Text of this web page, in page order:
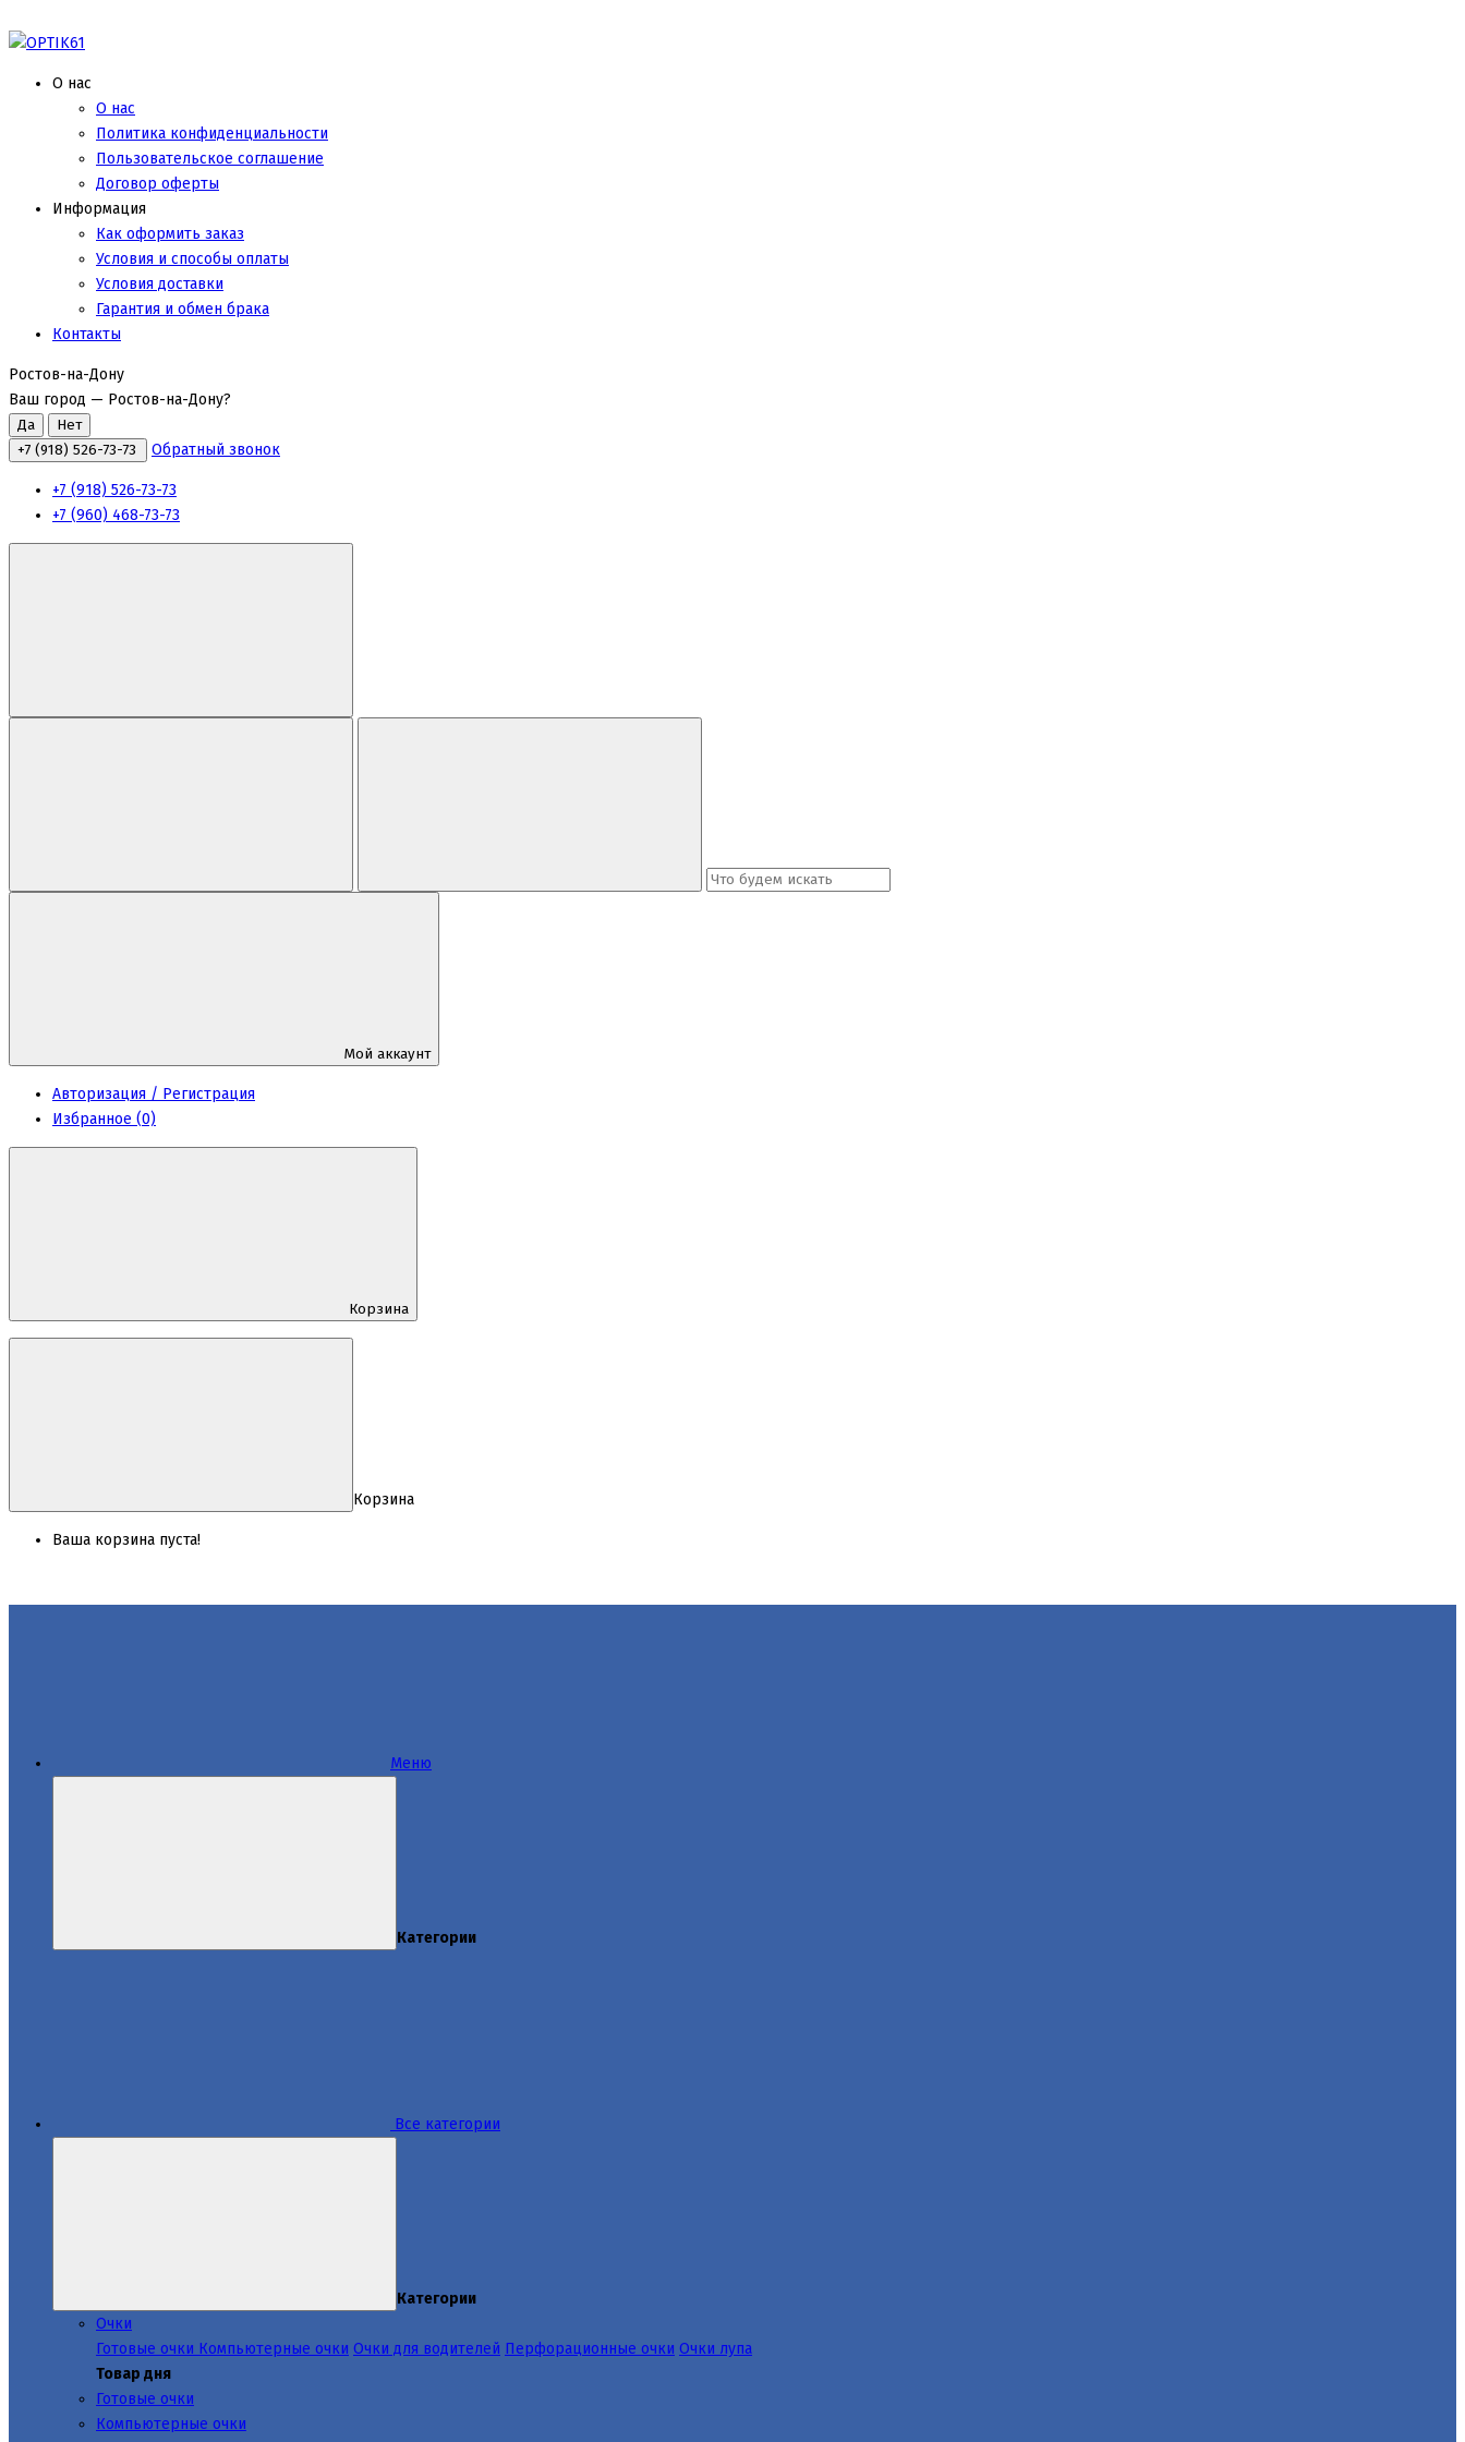
О нас
О нас
Политика конфиденциальности
Пользовательское соглашение
Договор оферты
Информация
Как оформить заказ
Условия и способы оплаты
Условия доставки
Гарантия и обмен брака
Контакты
Ростов-на-Дону
Ваш город — Ростов-на-Дону?
+7 (918) 526-73-73 Обратный звонок
+7 (918) 526-73-73
+7 (960) 468-73-73
Мой аккаунт
Авторизация / Регистрация
Избранное (0)
Корзина
Корзина
Ваша корзина пуста!
Меню
Категории
Все категории
Категории
Очки
Готовые очки Компьютерные очки Очки для водителей Перфорационные очки Очки лупа
Товар дня
Готовые очки
Компьютерные очки